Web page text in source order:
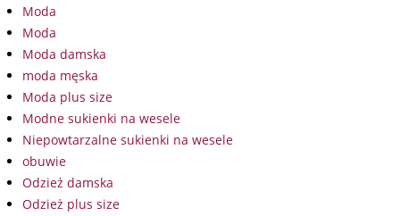
Moda
Moda
Moda damska
moda męska
Moda plus size
Modne sukienki na wesele
Niepowtarzalne sukienki na wesele
obuwie
Odzież damska
Odzież plus size